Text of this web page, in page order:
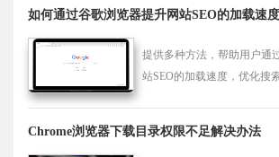
如何通过谷歌浏览器提升网站SEO的加载速度
提供多种方法，帮助用户通
站SEO的加载速度，优化搜
Chrome浏览器下载目录权限不足解决办法